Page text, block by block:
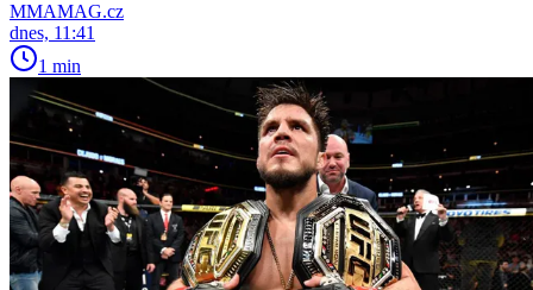
MMAMAG.cz
dnes, 11:41
1 min